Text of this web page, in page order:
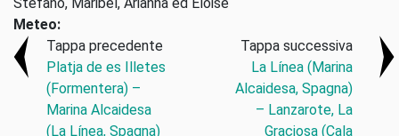
Meteo:
Tappa precedente
Platja de es Illetes
(Formentera) –
Marina Alcaidesa
(La Línea, Spagna)
Tappa successiva
La Línea (Marina
Alcaidesa, Spagna)
– Lanzarote, La
Graciosa (Cala